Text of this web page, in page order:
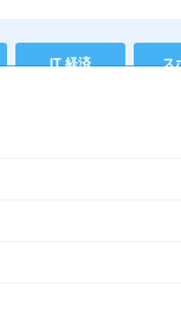
IT 経済 ス